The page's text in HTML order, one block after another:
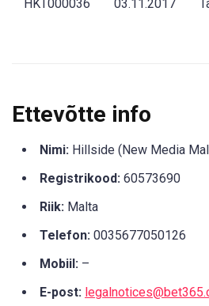
HKT000036 03.11.2017
Ettevõtte info
Nimi: Hillside (New Media
Registrikood: 60573690
Riik: Malta
Telefon: 0035677050126
Mobiil: –
E-post: